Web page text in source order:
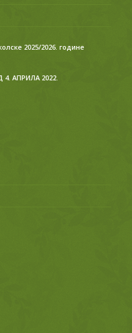
2025/2026. године
АПРИЛА 2022.